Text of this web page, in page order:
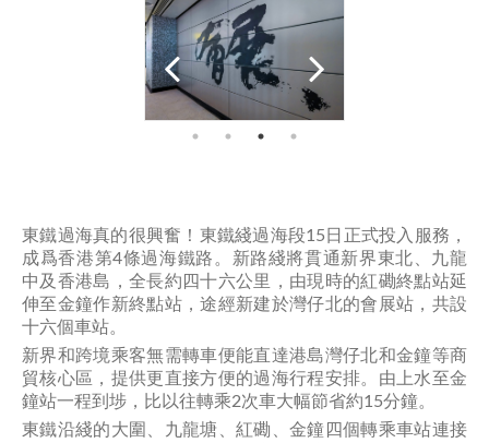
東鐵過海真的很興奮！東鐵綫過海段15日正式投入服務，
成爲香港第4條過海鐵路。新路綫將貫通新界東北、九龍
中及香港島，全長約四十六公里，由現時的紅磡終點站延
伸至金鐘作新終點站，途經新建於灣仔北的會展站，共設
十六個車站。
新界和跨境乘客無需轉車便能直達港島灣仔北和金鐘等商
貿核心區，提供更直接方便的過海行程安排。由上水至金
鐘站一程到埗，比以往轉乘2次車大幅節省約15分鐘。
東鐵沿綫的大圍、九龍塘、紅磡、金鐘四個轉乘車站連接